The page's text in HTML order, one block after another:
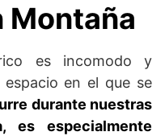
Montaña
es incomodo y
espacio en el que se
durante nuestras
es especialmente